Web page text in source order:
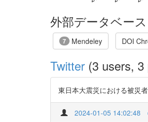
外部データベー
7 Mendeley DOI
Twitter (3 users,
東日本大震災における被災
2024-01-05 14:02:48